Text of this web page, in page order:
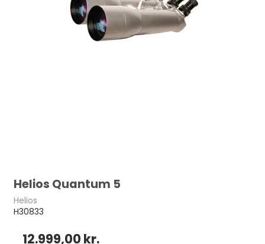
Helios Quantum 5
Helios
H30833
12.999,00 kr.